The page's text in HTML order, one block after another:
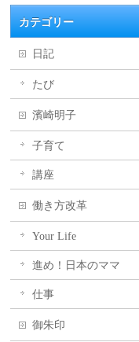
カテゴリー
日記
たび
濱崎明子
子育て
講座
働き方改革
Your Life
進め！日本のママ
仕事
御朱印